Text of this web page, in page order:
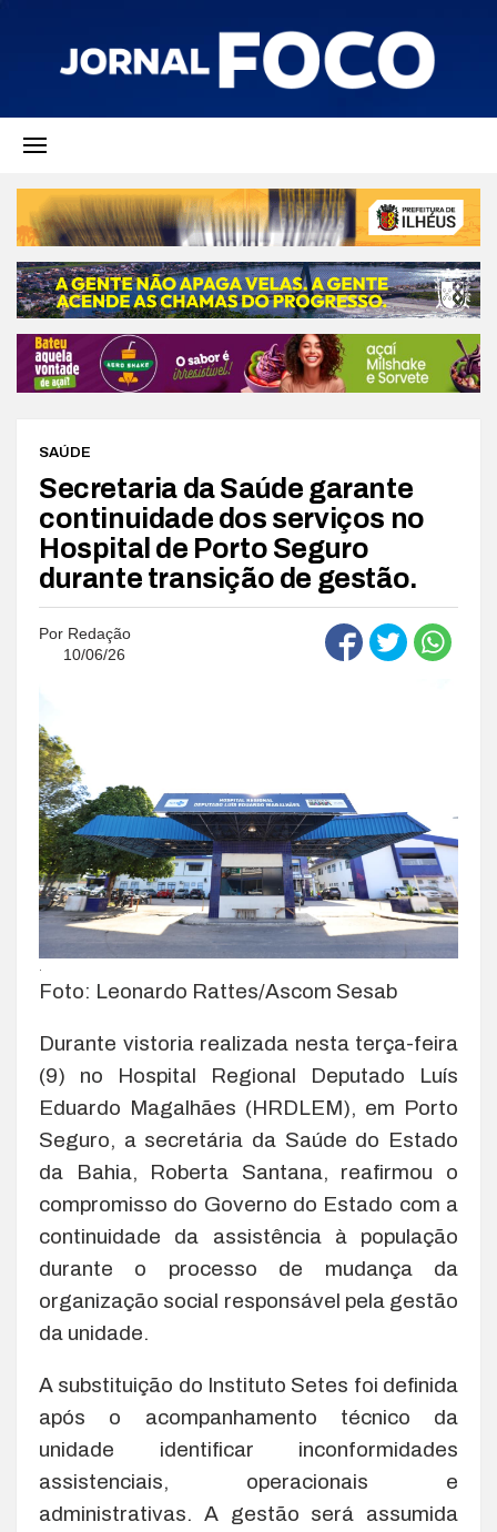
SAÚDE
Secretaria da Saúde garante
continuidade dos serviços no
Hospital de Porto Seguro
durante transição de gestão.
Por Redação
10/06/26
Foto: Leonardo Rattes/Ascom Sesab
Durante vistoria realizada nesta terça-feira
(9) no Hospital Regional Deputado Luís
Eduardo Magalhães (HRDLEM), em Porto
Seguro, a secretária da Saúde do Estado
da Bahia, Roberta Santana, reafirmou o
compromisso do Governo do Estado com a
continuidade da assistência à população
durante o processo de mudança da
organização social responsável pela gestão
da unidade.
A substituição do Instituto Setes foi definida
após o acompanhamento técnico da
unidade identificar inconformidades
assistenciais, operacionais e
administrativas. A gestão será assumida